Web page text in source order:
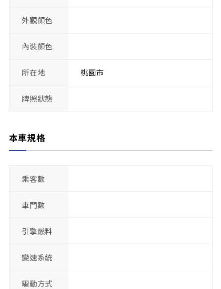
外觀顏色
內裝顏色
所在地 桃園市
牌照狀態
本車規格
乘客數
車門數
引擎燃料
變速系統
驅動方式